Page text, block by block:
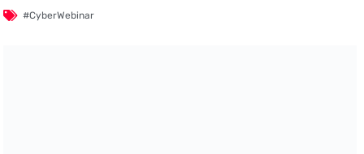
#CyberWebinar